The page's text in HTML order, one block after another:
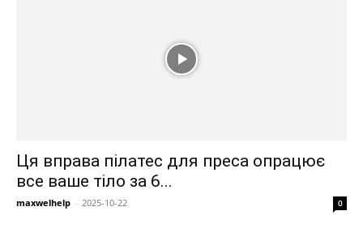
Ця вправа пілатес для преса опрацює
все ваше тіло за 6...
maxwelhelp - 2025-10-22 0